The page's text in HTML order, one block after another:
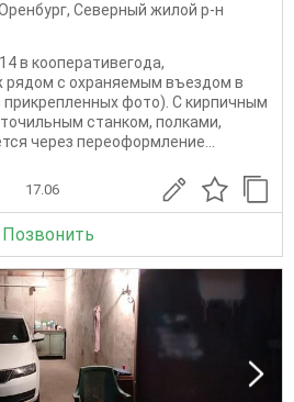
, Северный жилой р-н
в кооперативегода,
рядом с охраняемым въездом в
прикрепленных фото). С кирпичным
станком, полками,
через переоформление...
17.06
Позвонить